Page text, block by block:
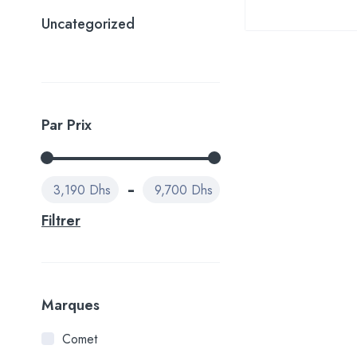
Uncategorized
Par Prix
Filtrer
3,190 Dhs 9,700 Dhs
Marques
Comet